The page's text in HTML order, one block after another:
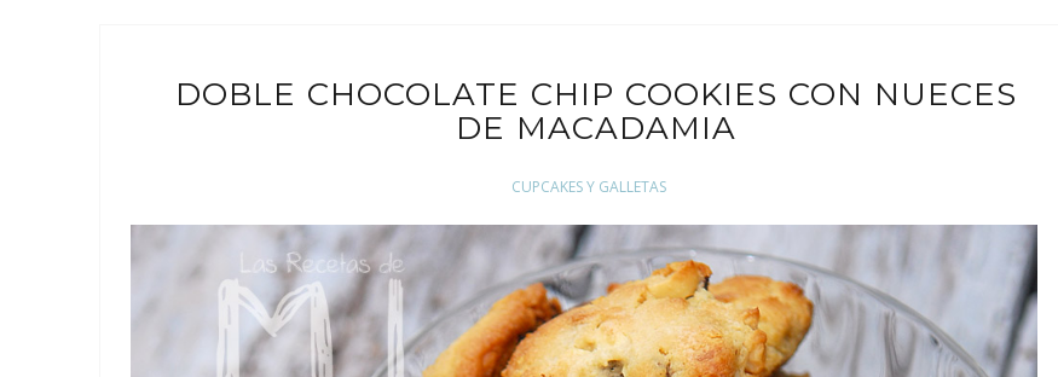
DOBLE CHOCOLATE CHIP COOKIES CON NUECES
DE MACADAMIA
CUPCAKES Y GALLETAS